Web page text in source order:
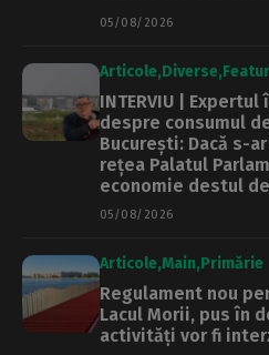
05/08/2026
Articole Diverse
INTERVIU |
despre consumul
București: Dacă s-
rețea Palatul
economie destul
05/08/2026
Articole Main Primărie
Regulament nou
Lacul Morii, pus în
activități vor fi